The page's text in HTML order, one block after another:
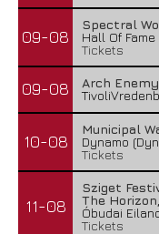
09-08
Spectral
Hall Of
Tickets
09-08
Arch Enemy
10-08
Municipal
Dynamo
Tickets
11-08
Sziget
The
Óbudai
Tickets